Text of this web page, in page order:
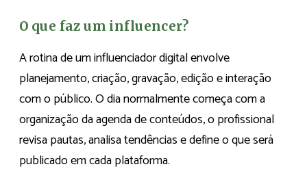
O que faz um influencer?
A rotina de um influenciador digital envolve
planejamento, criação, gravação, edição e interação
com o público. O dia normalmente começa com a
organização da agenda de conteúdos, o profissional
revisa pautas, analisa tendências e define o que será
publicado em cada plataforma.